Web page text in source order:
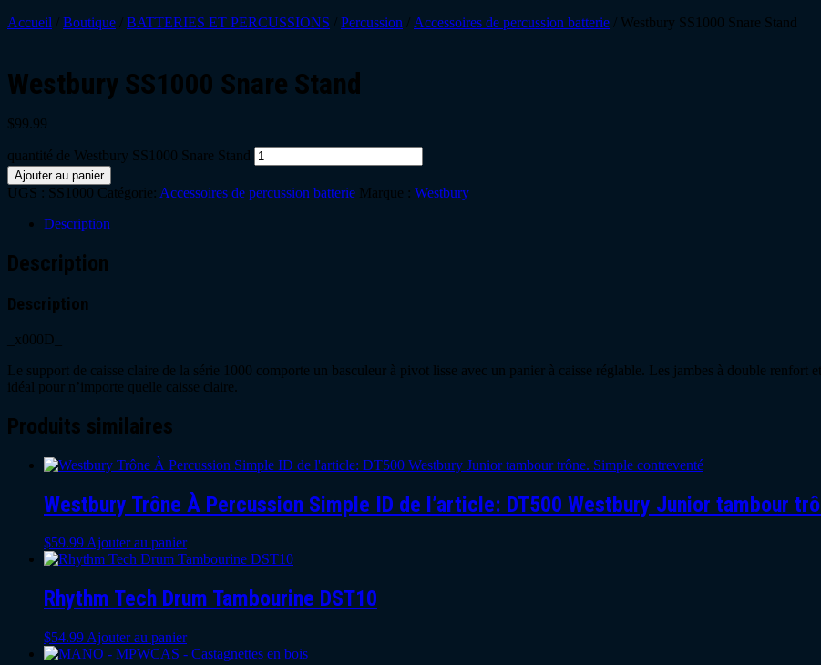
Accueil / Boutique / BATTERIES ET PERCUSSIONS / Percussion / Accessoires de percussion batterie / Westbury SS1000 Snare Stand
Westbury SS1000 Snare Stand
$99.99
quantité de Westbury SS1000 Snare Stand
Ajouter au panier
UGS : SS1000 Catégorie: Accessoires de percussion batterie Marque : Westbury
Description
Description
Description
_x000D_
Le support de caisse claire de la série 1000 comporte un basculeur à pivot lisse avec un panier à caisse réglable. Les jambes à double
idéal pour n’importe quelle caisse claire.
Produits similaires
Westbury Trône À Percussion Simple ID de l’article: DT500 Westbury Junior tambour
$59.99Ajouter au panier
Rhythm Tech Drum Tambourine DST10
$54.99 Ajouter au panier